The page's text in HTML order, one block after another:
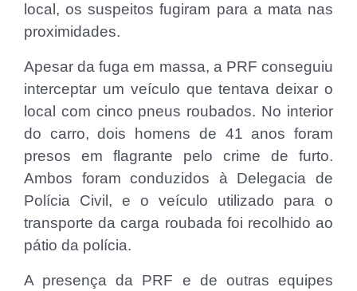
local, os suspeitos fugiram para a mata nas
proximidades.
Apesar da fuga em massa, a PRF conseguiu
interceptar um veículo que tentava deixar o
local com cinco pneus roubados. No interior
do carro, dois homens de 41 anos foram
presos em flagrante pelo crime de furto.
Ambos foram conduzidos à Delegacia de
Polícia Civil, e o veículo utilizado para o
transporte da carga roubada foi recolhido ao
pátio da polícia.
A presença da PRF e de outras equipes